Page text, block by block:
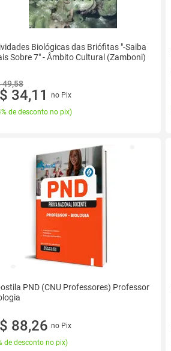
Biológicas das Briófitas "-Saiba
Sobre 7" - Âmbito Cultural (Zamboni)
49,58
34,11
no Pix
de desconto no pix)
PND (CNU Professores) Professor
88,26 no Pix
de desconto no pix)